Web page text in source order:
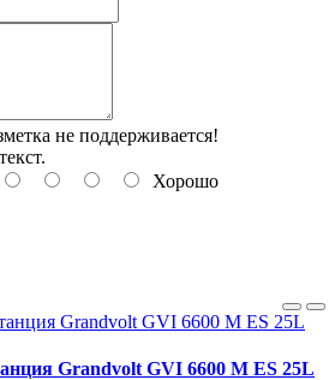
не поддерживается!
Хорошо
Grandvolt GVI 6600 M ES 25L